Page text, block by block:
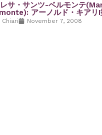
サ・サンツ-ベルモンテ
アーノルド・キアリI
November 7, 2008